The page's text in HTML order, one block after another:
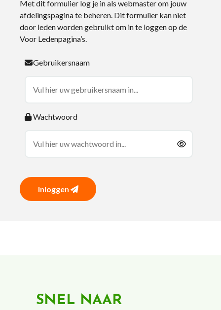
Met dit formulier log je in als webmaster om jouw
afdelingspagina te beheren. Dit formulier kan niet
door leden worden gebruikt om in te loggen op de
Voor Ledenpagina’s.
Gebruikersnaam
Wachtwoord
Inloggen
SNEL NAAR